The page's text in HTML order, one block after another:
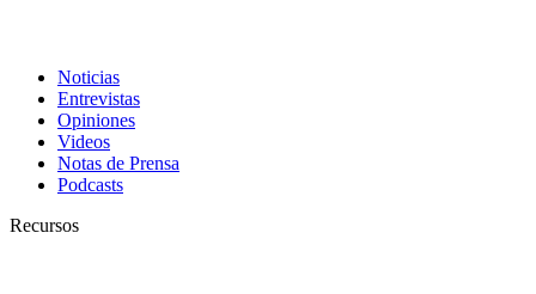
Noticias
Entrevistas
Opiniones
Videos
Notas de Prensa
Podcasts
Recursos